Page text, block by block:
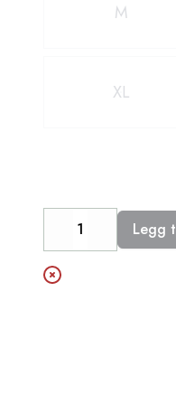
M
XL
DecreaseIncrease
Legg